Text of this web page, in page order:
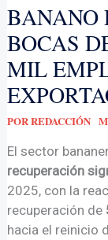
BANANO
BOCAS
MIL
PORREDACCIÓN
El sector
recuperación
2025, con la
recuperación de
hacia el reinicio